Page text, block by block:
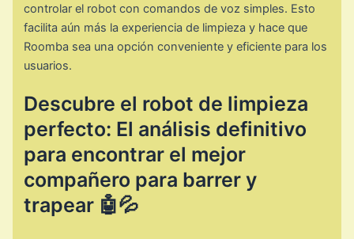
controlar el robot con comandos de voz simples. Esto
facilita aún más la experiencia de limpieza y hace que
Roomba sea una opción conveniente y eficiente para los
usuarios.
Descubre el robot de limpieza
perfecto: El análisis definitivo
para encontrar el mejor
compañero para barrer y
trapear 🤖💦